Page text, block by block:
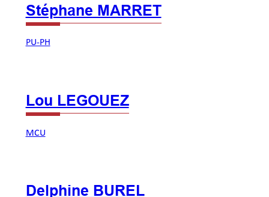
Stéphane MARRET
PU-PH
Lou LEGOUEZ
MCU
Delphine BUREL